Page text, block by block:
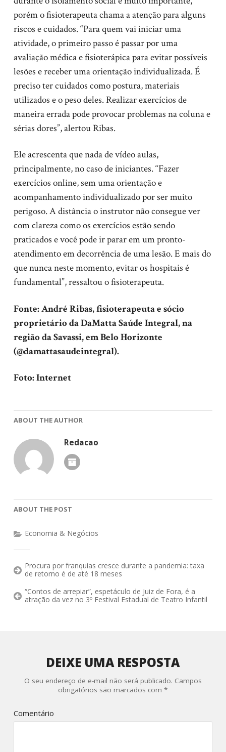
porém o fisioterapeuta chama a atenção para alguns
riscos e cuidados. “Para quem vai iniciar uma
atividade, o primeiro passo é passar por uma
avaliação médica e fisioterápica para evitar possíveis
lesões e receber uma orientação individualizada. É
preciso ter cuidados como postura, materiais
utilizados e o peso deles. Realizar exercícios de
maneira errada pode provocar problemas na coluna e
sérias dores”, alertou Ribas.
Ele acrescenta que nada de vídeo aulas,
principalmente, no caso de iniciantes. “Fazer
exercícios online, sem uma orientação e
acompanhamento individualizado por ser muito
perigoso. A distância o instrutor não consegue ver
com clareza como os exercícios estão sendo
praticados e você pode ir parar em um pronto-
atendimento em decorrência de uma lesão. E mais do
que nunca neste momento, evitar os hospitais é
fundamental”, ressaltou o fisioterapeuta.
Fonte: André Ribas, fisioterapeuta e sócio
proprietário da DaMatta Saúde Integral, na
região da Savassi, em Belo Horizonte
(@damattasaudeintegral).
Foto: Internet
ABOUT THE AUTHOR
Redacao
ABOUT THE POST
Economia & Negócios
Procura por franquias cresce durante a pandemia: taxa
de retorno é de até 18 meses
“Contos de arrepiar”, espetáculo de Juiz de Fora, é a
atração da vez no 3º Festival Estadual de Teatro Infantil
DEIXE UMA RESPOSTA
O seu endereço de e-mail não será publicado. Campos
obrigatórios são marcados com*
Comentário